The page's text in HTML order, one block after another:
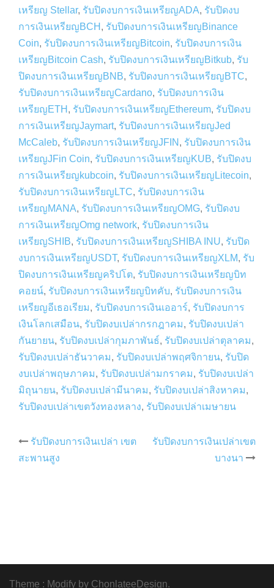
เหรียญ Stellar, รับปิดงบการเงินเหรียญADA, รับปิดงบ
การเงินเหรียญBCH , รับปิดงบการเงินเหรียญBinance
Coin, รับปิดงบการเงินเหรียญBitcoin, รับปิดงบการเงิน
เหรียญBitcoin Cash, รับปิดงบการเงินเหรียญBitkub, รับ
ปิดงบการเงินเหรียญBNB, รับปิดงบการเงินเหรียญBTC,
รับปิดงบการเงินเหรียญCardano, รับปิดงบการเงิน
เหรียญETH , รับปิดงบการเงินเหรียญEthereum, รับปิดงบ
การเงินเหรียญJaymart, รับปิดงบการเงินเหรียญJed
McCaleb, รับปิดงบการเงินเหรียญJFIN , รับปิดงบการเงิน
เหรียญJFin Coin, รับปิดงบการเงินเหรียญKUB, รับปิดงบ
การเงินเหรียญkubcoin, รับปิดงบการเงินเหรียญLitecoin,
รับปิดงบการเงินเหรียญLTC, รับปิดงบการเงิน
เหรียญMANA, รับปิดงบการเงินเหรียญOMG, รับปิดงบ
การเงินเหรียญOmg network, รับปิดงบการเงิน
เหรียญSHIB, รับปิดงบการเงินเหรียญSHIBA INU, รับปิด
งบการเงินเหรียญUSDT, รับปิดงบการเงินเหรียญXLM, รับ
ปิดงบการเงินเหรียญคริปโต, รับปิดงบการเงินเหรียญบิท
คอยน์, รับปิดงบการเงินเหรียญบิทคับ, รับปิดงบการเงิน
เหรียญอีเธอเรียม, รับปิดงบการเงินเออาร์, รับปิดงบการ
เงินโลกเสมือน, รับปิดงบเปล่ากรกฎาคม, รับปิดงบเปล่า
กันยายน, รับปิดงบเปล่ากุมภาพันธ์, รับปิดงบเปล่าตุลาคม,
รับปิดงบเปล่าธันวาคม, รับปิดงบเปล่าพฤศจิกายน, รับปิด
งบเปล่าพฤษภาคม, รับปิดงบเปล่ามกราคม, รับปิดงบเปล่า
มิถุนายน, รับปิดงบเปล่ามีนาคม, รับปิดงบเปล่าสิงหาคม,
รับปิดงบเปล่าเขตวังทองหลาง, รับปิดงบเปล่าเมษายน
Post
รับปิดงบการเงินเปล่า เขต
สะพานสูง
รับปิดงบการเงินเปล่าเขต
บางนา
Theme : Modify by ChonlateeDesign.